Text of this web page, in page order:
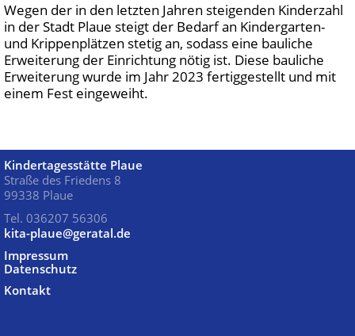
Kindertagesstätte Plaue
Straße des Friedens 8
99338 Plaue
Tel. 036207 56306
kita-plaue@geratal.de
Impressum
Datenschutz
Kontakt
Wegen der in den letzten Jahren steigenden Kinderzahl
in der Stadt Plaue steigt der Bedarf an Kindergarten-
und Krippenplätzen stetig an, sodass eine bauliche
Erweiterung der Einrichtung nötig ist. Diese bauliche
Erweiterung wurde im Jahr 2023 fertiggestellt und mit
einem Fest eingeweiht.